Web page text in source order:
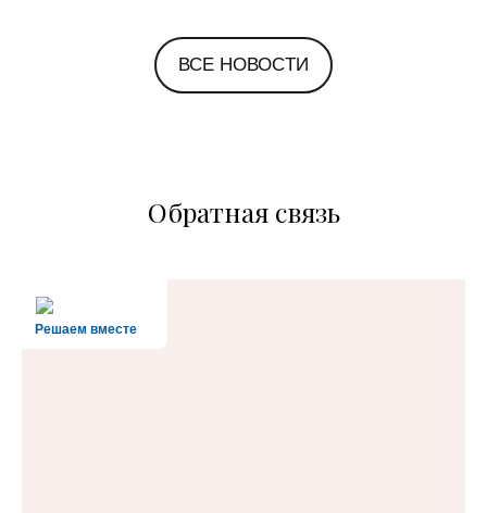
Петербурге и Ярославле
ВСЕ НОВОСТИ
Обратная связь
Решаем вместе